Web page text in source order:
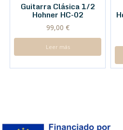
Guitarra Clásica 1/2
Hohner HC-02
99,00 €
Leer más